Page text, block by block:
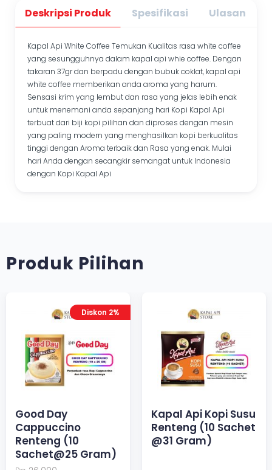
Deskripsi Produk Spesifikasi Ulasan
Kapal Api White Coffee Temukan Kualitas rasa white coffee
yang sesungguhnya dalam kapal api whie coffee. Dengan
takaran 37gr dan berpadu dengan bubuk coklat, kapal api
white coffee memberikan anda aroma yang harum.
Sensasi krim yang lembut dan rasa yang jelas lebih enak
untuk menemani anda sepanjang hari Kopi Kapal Api
terbuat dari biji kopi pilihan dan diproses dengan mesin
yang paling modern yang menghasilkan kopi berkualitas
tinggi dengan Aroma terbaik dan Rasa yang enak. Mulai
hari Anda dengan secangkir semangat untuk Indonesia
dengan Kopi Kapal Api
Produk Pilihan
Diskon 2%
Good Day
Cappuccino
Renteng (10
Sachet@25 Gram)
Kapal Api Kopi Susu
Renteng (10 Sachet
@31 Gram)